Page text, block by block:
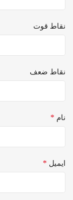
نقاط قوت
نقاط ضعف
نام *
ایمیل *